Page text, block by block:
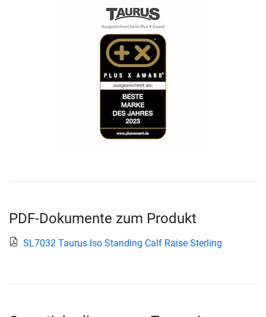
PDF-Dokumente zum Produkt
SL7032 Taurus Iso Standing Calf Raise Sterling